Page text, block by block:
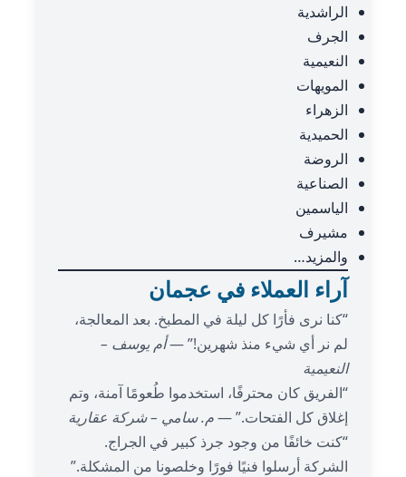
الراشدية
الجرف
النعيمية
المويهات
الزهراء
الحميدية
الروضة
الصناعية
الياسمين
مشيرف
والمزيد…
آراء العملاء في عجمان
“كنا نرى فأرًا كل ليلة في المطبخ. بعد المعالجة،
لم نر أي شيء منذ شهرين!” —أم يوسف –
النعيمية
“الفريق كان محترفًا، استخدموا طُعومًا آمنة، وتم
إغلاق كل الفتحات.” —م. سامي – شركة عقارية
“كنت خائفًا من وجود جرذ كبير في الجراج.
الشركة أرسلوا فنيًا فورًا وخلصونا من المشكلة.”